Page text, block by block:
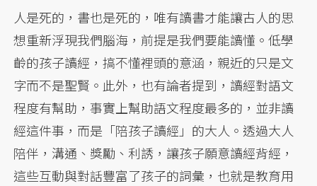
人是死的，書也是死的，唯有讀書才能讓古人的思
想重新浮現我們腦海，前提是我們要能讀懂。低學
齡的孩子讀經，搞不懂裡頭的意涵，親近的只是文
字而不是聖賢。此外，也有論者提到，讀經對語文
程度有幫助，事實上幫助語文程度最多的，並非讀
經這件事，而是「陪孩子讀經」的大人。透過大人
陪伴，溝通、獎勵、利誘，讓孩子願意讀經背經，
這些互動與對話豐富了孩子的詞彙，也就是教育用